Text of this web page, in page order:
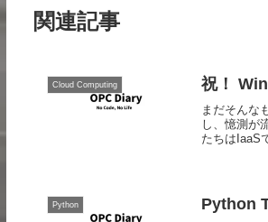
関連記事
Cloud Computing 祝！
まだそんな
し、憶測が
たちはIaaS
Python Python